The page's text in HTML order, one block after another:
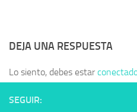
DEJA UNA RESPUESTA
Lo siento, debes estar
SEGUIR: